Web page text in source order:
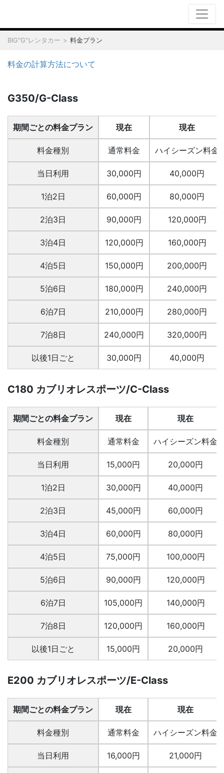
BIG"G"レンタカー 料金プラン
料金の計算方法について
G350/G-Class
期間ごとの料金プラン
料金種別
当日利用
1泊2日
2泊3日
3泊4日
4泊5日
5泊6日
6泊7日
7泊8日
以後1日ごと
現在
通常料金
30,000円
60,000円
90,000円
120,000円
150,000円
180,000円
210,000円
240,000円
30,000円
現在
ハイシーズン料金
40,000円
80,000円
120,000円
160,000円
200,000円
240,000円
280,000円
320,000円
40,000円
C180 カブリオレスポーツ/C-Class
期間ごとの料金プラン
料金種別
当日利用
1泊2日
2泊3日
3泊4日
4泊5日
5泊6日
6泊7日
7泊8日
以後1日ごと
現在
通常料金
15,000円
30,000円
45,000円
60,000円
75,000円
90,000円
105,000円
120,000円
15,000円
現在
ハイシーズン料金
20,000円
40,000円
60,000円
80,000円
100,000円
120,000円
140,000円
160,000円
20,000円
E200 カブリオレスポーツ/E-Class
期間ごとの料金プラン
料金種別
当日利用
現在
通常料金
16,000円
現在
ハイシーズン料金
21,000円